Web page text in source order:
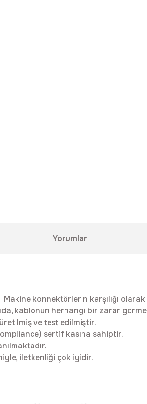
Yorumlar
konnektörlerin karşılığı olarak
kablonun herhangi bir zarar
ve test edilmiştir.
sertifikasına sahiptir.
iletkenliği çok iyidir.